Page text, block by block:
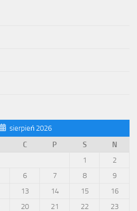
sierpień 2026
C P S
N
1
2
6 7 8
9
13 14 15
16
20 21 22 23